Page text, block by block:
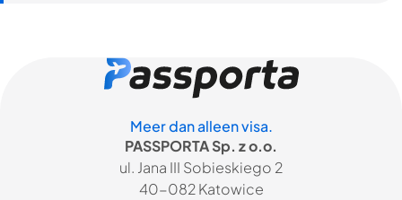
Meer dan alleen visa.
PASSPORTA Sp. z o.o.
ul. Jana III Sobieskiego 2
40-082 Katowice